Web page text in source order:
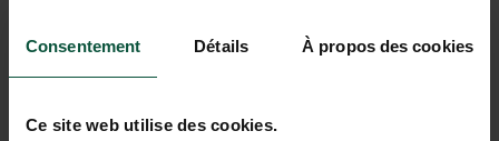
Consentement Détails À propos des cookies
Ce site web utilise des cookies.